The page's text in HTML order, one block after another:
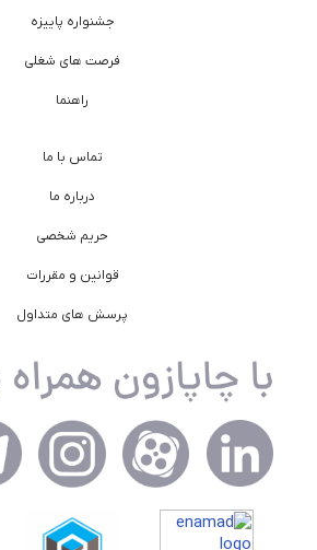
جشنواره پاییزه
فرصت های شغلی
راهنما
تماس با ما
درباره ما
حریم شخصی
قوانین و مقررات
پرسش های متداول